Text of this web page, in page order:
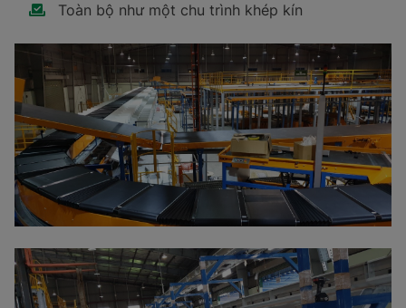
Toàn bộ như một chu trình khép kín